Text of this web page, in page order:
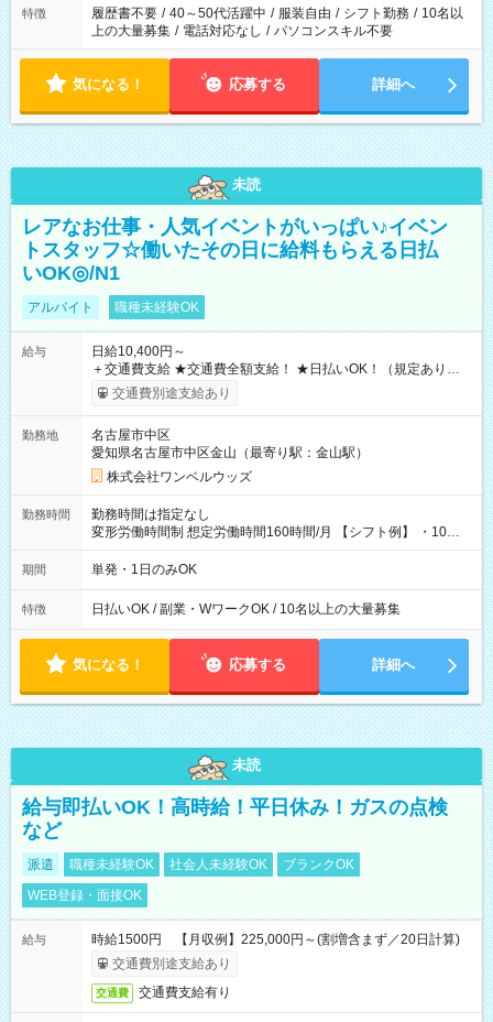
合は応募できません。
特徴 履歴書不要 / 40～50代活躍中 / 服装自由 / シフト勤務 / 10名以
上の大量募集 / 電話対応なし / パソコンスキル不要
気になる！ 応募する 詳細へ
未読
レアなお仕事・人気イベントがいっぱい♪イベン
トスタッフ☆働いたその日に給料もらえる日払
いOK◎/N1
アルバイト 職種未経験OK
給与
日給10,400円～
＋交通費支給 ★交通費全額支給！ ★日払いOK！（規定あり） ┗
働いたその日に現金GET♪ お仕事後はコンビニATMから 日払
交通費別途支給あり
勤務地
名古屋市中区
愛知県名古屋市中区金山（最寄り駅：金山駅）
株式会社ワンベルウッズ
勤務時間
勤務時間は指定なし
変形労働時間制 想定労働時間160時間/月 【シフト例】 ・10：
00～20：00
期間 単発・1日のみOK
特徴 日払いOK / 副業・WワークOK / 10名以上の大量募集
気になる！ 応募する 詳細へ
未読
給与即払いOK！高時給！平日休み！ガスの点検
など
派遣 職種未経験OK 社会人未経験OK
ブランクOK
WEB登録・面接OK
給与
時給1500円 【月収例】225,000円～(割増含まず／20日計算)
交通費別途支給あり
交通費 交通費支給有り